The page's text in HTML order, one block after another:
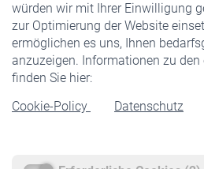
würden wir mit Ihrer Einwilligung
zur Optimierung der Website
ermöglichen es uns, Ihnen
anzuzeigen. Informationen zu den
finden Sie hier:
Cookie-Policy
Datenschutz
Veranstaltungen
Rentner
Rentenbeginn
Rente beantragen